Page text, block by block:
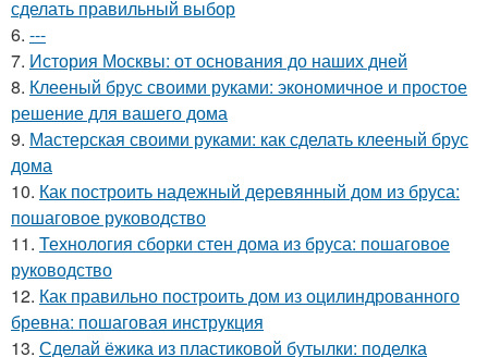
сделать правильный выбор
6. ---
7. История Москвы: от основания до наших дней
8. Клееный брус своими руками: экономичное и простое
решение для вашего дома
9. Мастерская своими руками: как сделать клееный брус
дома
10. Как построить надежный деревянный дом из бруса:
пошаговое руководство
11. Технология сборки стен дома из бруса: пошаговое
руководство
12. Как правильно построить дом из оцилиндрованного
бревна: пошаговая инструкция
13. Сделай ёжика из пластиковой бутылки: поделка